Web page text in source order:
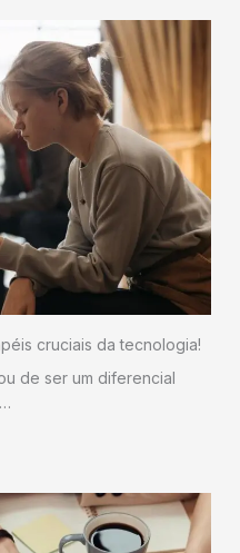
cruciais da tecnologia!
de ser um diferencial